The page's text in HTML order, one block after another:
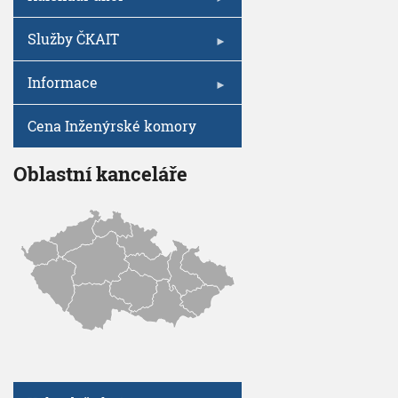
Služby ČKAIT
Informace
Cena Inženýrské komory
Oblastní kanceláře